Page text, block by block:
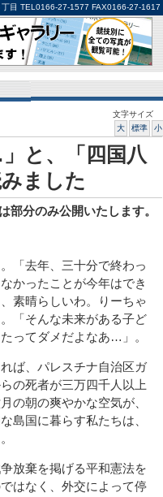
目 TEL0166-27-1577 FAX0166-27-1617
文字サイズ
大
標準 小
と、「四国八
ました
分のみ公開いたします。
「去年、三十分で終わっ
かったことが今年はでき
素晴らしいわ。りーちゃ
「そんな未来がある子ど
ってダメだよなあ…」。
ば、パレスチナ自治区ガ
の死者が三万四千人以上
の朝の爽やかな空気が、
島国に暮らす私たちは、
放棄を掲げる平和憲法を
はなく、外交によって停